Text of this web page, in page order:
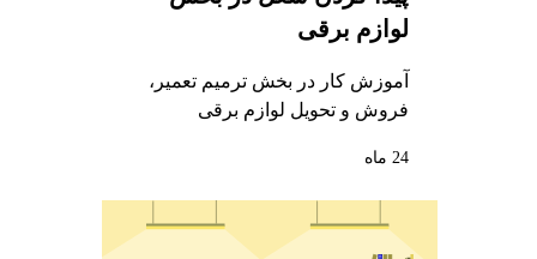
لوازم برقی
آموزش کار در بخش ترمیم تعمیر،
فروش و تحویل لوازم برقی
24 ماه